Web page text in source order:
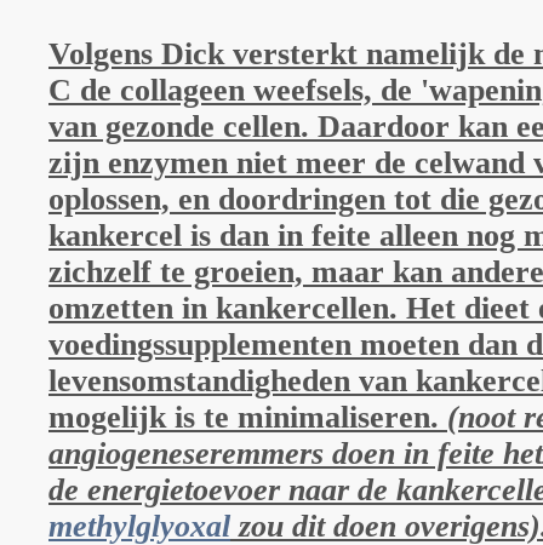
Volgens Dick versterkt namelijk de
C de collageen weefsels, de
van gezonde cellen. Daardoor kan
zijn enzymen niet meer de celwand
oplossen, en doordringen tot die
kankercel is dan in feite alleen nog
zichzelf te groeien, maar kan
omzetten in kankercellen. Het dieet
voedingssupplementen moeten dan
levensomstandigheden van
mogelijk is te minimaliseren. (noot
angiogeneseremmers doen in feite
de energietoevoer naar de
methylglyoxal zou dit doen